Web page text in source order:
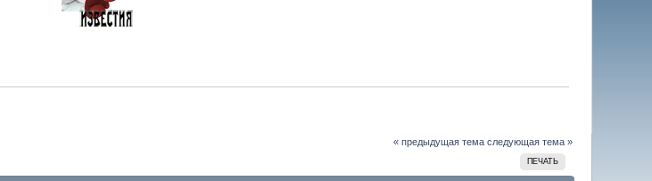
« предыдущая тема следующая тема »
ПЕЧАТЬ